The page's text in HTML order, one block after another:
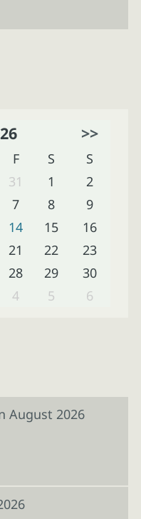
>>
F S
S
31 1
2
7 8
9
14 15
16
21 22
23
28 29
30
4 5 6
August 2026